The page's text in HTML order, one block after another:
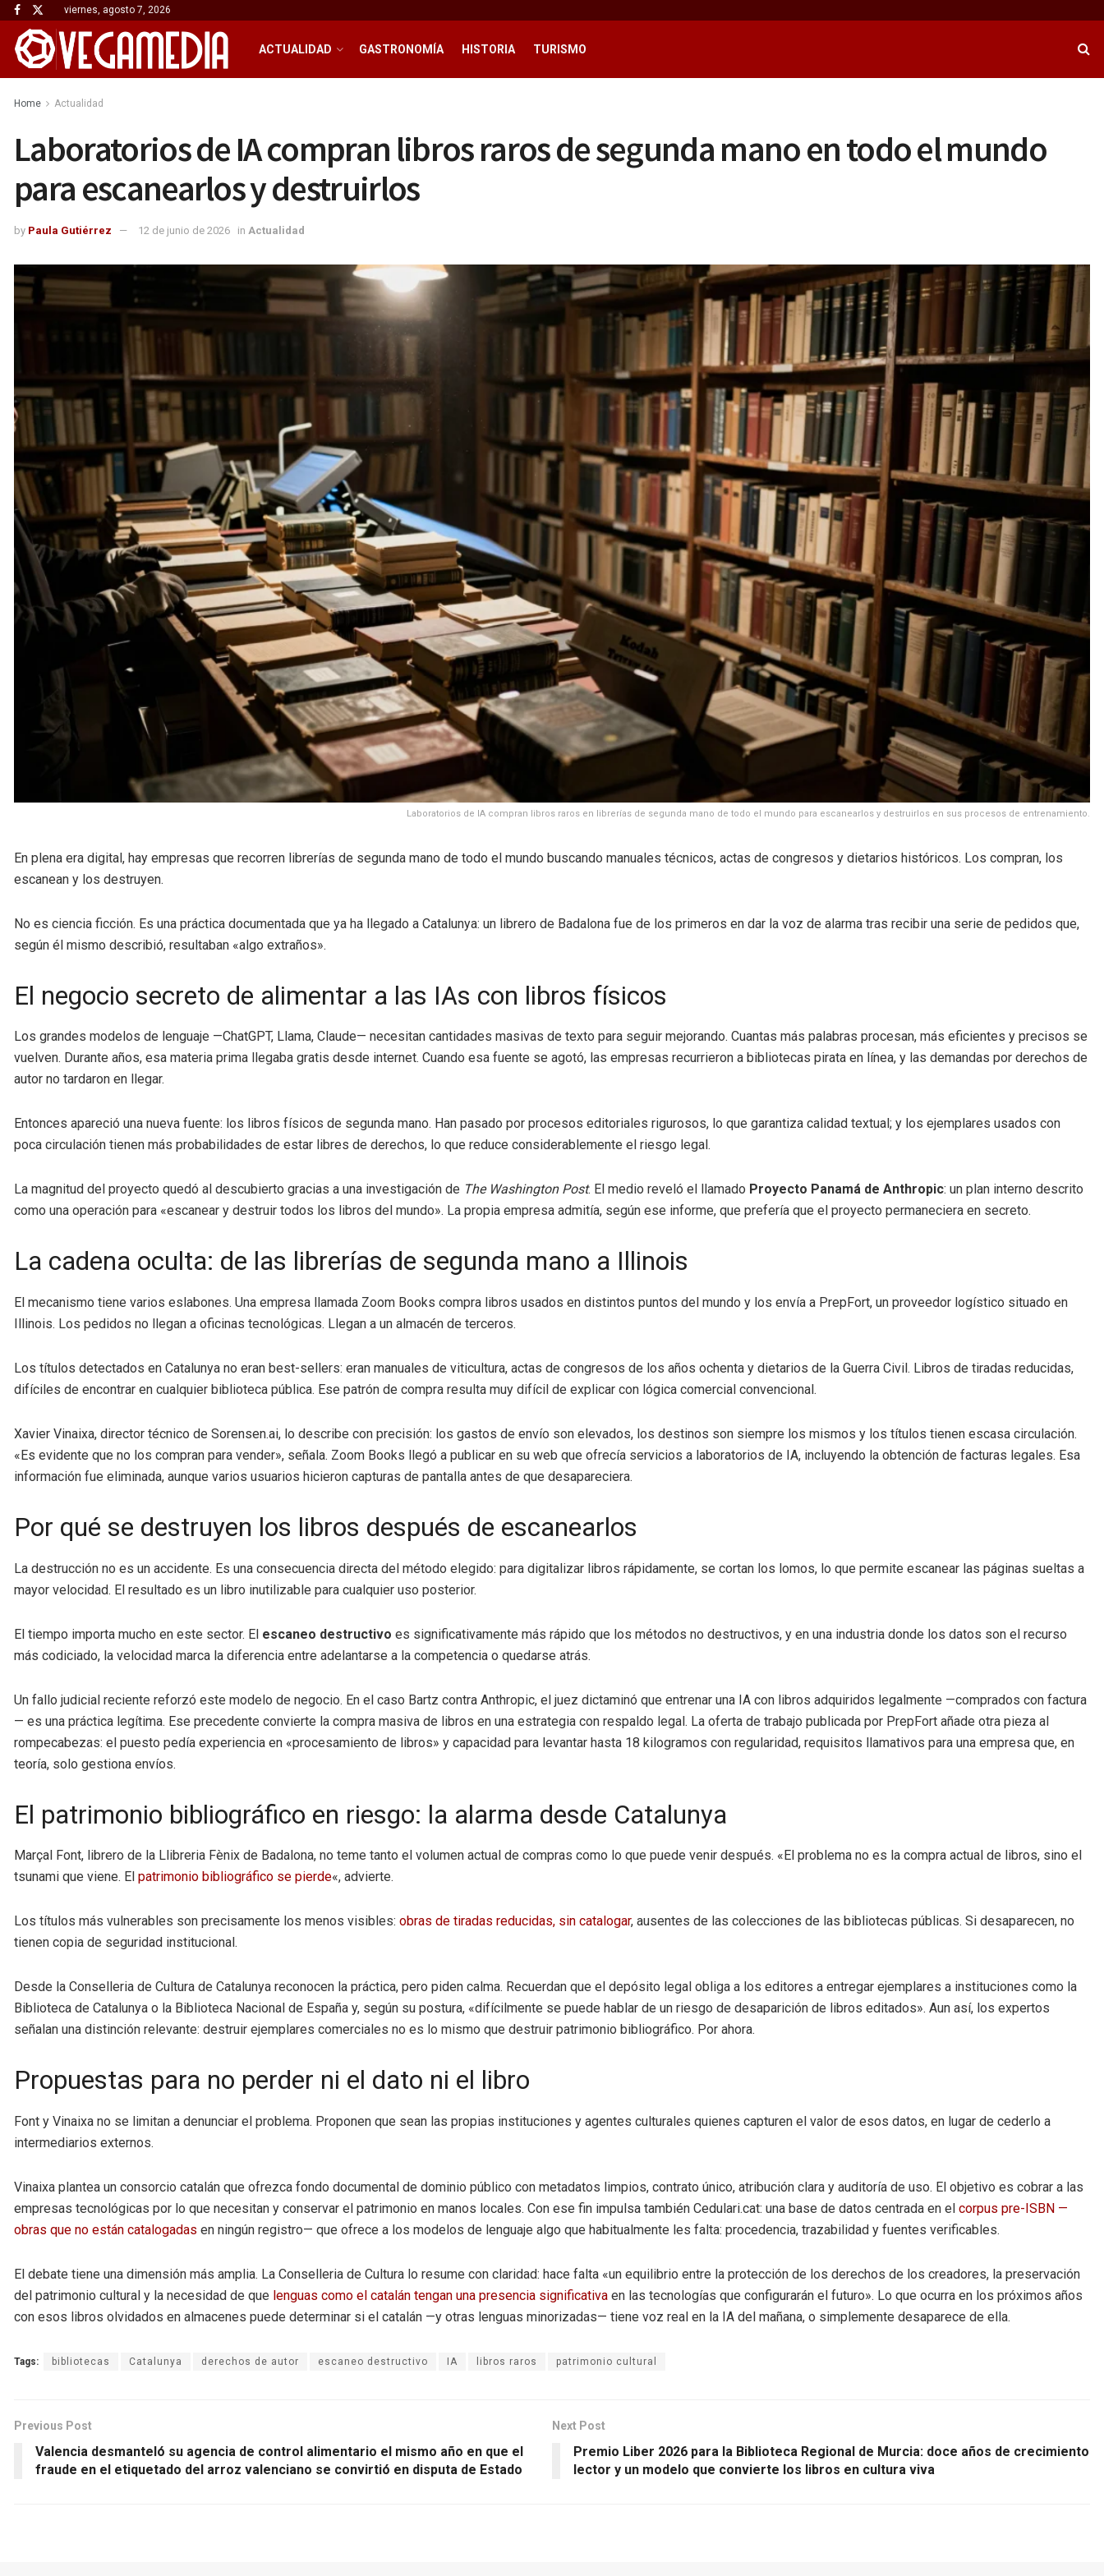
viernes, agosto 7, 2026
ACTUALIDAD GASTRONOMÍA HISTORIA TURISMO
Home Actualidad
Laboratorios de IA compran libros raros de segunda mano en todo el mundo
para escanearlos y destruirlos
by Paula Gutiérrez 12 de junio de 2026 in Actualidad
Laboratorios de IA compran libros raros en librerías de segunda mano de todo el mundo para escanearlos y destruirlos en sus procesos de entrenamiento.
En plena era digital, hay empresas que recorren librerías de segunda mano de todo el mundo buscando manuales técnicos, actas de congresos y dietarios históricos. Los compran, los
escanean y los destruyen.
No es ciencia ficción. Es una práctica documentada que ya ha llegado a Catalunya: un librero de Badalona fue de los primeros en dar la voz de alarma tras recibir una serie de pedidos que,
según él mismo describió, resultaban «algo extraños».
El negocio secreto de alimentar a las IAs con libros físicos
Los grandes modelos de lenguaje —ChatGPT, Llama, Claude— necesitan cantidades masivas de texto para seguir mejorando. Cuantas más palabras procesan, más eficientes y precisos se
vuelven. Durante años, esa materia prima llegaba gratis desde internet. Cuando esa fuente se agotó, las empresas recurrieron a bibliotecas pirata en línea, y las demandas por derechos de
autor no tardaron en llegar.
Entonces apareció una nueva fuente: los libros físicos de segunda mano. Han pasado por procesos editoriales rigurosos, lo que garantiza calidad textual; y los ejemplares usados con
poca circulación tienen más probabilidades de estar libres de derechos, lo que reduce considerablemente el riesgo legal.
La magnitud del proyecto quedó al descubierto gracias a una investigación de The Washington Post. El medio reveló el llamado Proyecto Panamá de Anthropic: un plan interno descrito
como una operación para «escanear y destruir todos los libros del mundo». La propia empresa admitía, según ese informe, que prefería que el proyecto permaneciera en secreto.
La cadena oculta: de las librerías de segunda mano a Illinois
El mecanismo tiene varios eslabones. Una empresa llamada Zoom Books compra libros usados en distintos puntos del mundo y los envía a PrepFort, un proveedor logístico situado en
Illinois. Los pedidos no llegan a oficinas tecnológicas. Llegan a un almacén de terceros.
Los títulos detectados en Catalunya no eran best-sellers: eran manuales de viticultura, actas de congresos de los años ochenta y dietarios de la Guerra Civil. Libros de tiradas reducidas,
difíciles de encontrar en cualquier biblioteca pública. Ese patrón de compra resulta muy difícil de explicar con lógica comercial convencional.
Xavier Vinaixa, director técnico de Sorensen.ai, lo describe con precisión: los gastos de envío son elevados, los destinos son siempre los mismos y los títulos tienen escasa circulación.
«Es evidente que no los compran para vender», señala. Zoom Books llegó a publicar en su web que ofrecía servicios a laboratorios de IA, incluyendo la obtención de facturas legales. Esa
información fue eliminada, aunque varios usuarios hicieron capturas de pantalla antes de que desapareciera.
Por qué se destruyen los libros después de escanearlos
La destrucción no es un accidente. Es una consecuencia directa del método elegido: para digitalizar libros rápidamente, se cortan los lomos, lo que permite escanear las páginas sueltas a
mayor velocidad. El resultado es un libro inutilizable para cualquier uso posterior.
El tiempo importa mucho en este sector. El escaneo destructivo es significativamente más rápido que los métodos no destructivos, y en una industria donde los datos son el recurso
más codiciado, la velocidad marca la diferencia entre adelantarse a la competencia o quedarse atrás.
Un fallo judicial reciente reforzó este modelo de negocio. En el caso Bartz contra Anthropic, el juez dictaminó que entrenar una IA con libros adquiridos legalmente —comprados con factura
— es una práctica legítima. Ese precedente convierte la compra masiva de libros en una estrategia con respaldo legal. La oferta de trabajo publicada por PrepFort añade otra pieza al
rompecabezas: el puesto pedía experiencia en «procesamiento de libros» y capacidad para levantar hasta 18 kilogramos con regularidad, requisitos llamativos para una empresa que, en
teoría, solo gestiona envíos.
El patrimonio bibliográfico en riesgo: la alarma desde Catalunya
Marçal Font, librero de la Llibreria Fènix de Badalona, no teme tanto el volumen actual de compras como lo que puede venir después. «El problema no es la compra actual de libros, sino el
tsunami que viene. El patrimonio bibliográfico se pierde«, advierte.
Los títulos más vulnerables son precisamente los menos visibles: obras de tiradas reducidas, sin catalogar, ausentes de las colecciones de las bibliotecas públicas. Si desaparecen, no
tienen copia de seguridad institucional.
Desde la Conselleria de Cultura de Catalunya reconocen la práctica, pero piden calma. Recuerdan que el depósito legal obliga a los editores a entregar ejemplares a instituciones como la
Biblioteca de Catalunya o la Biblioteca Nacional de España y, según su postura, «difícilmente se puede hablar de un riesgo de desaparición de libros editados». Aun así, los expertos
señalan una distinción relevante: destruir ejemplares comerciales no es lo mismo que destruir patrimonio bibliográfico. Por ahora.
Propuestas para no perder ni el dato ni el libro
Font y Vinaixa no se limitan a denunciar el problema. Proponen que sean las propias instituciones y agentes culturales quienes capturen el valor de esos datos, en lugar de cederlo a
intermediarios externos.
Vinaixa plantea un consorcio catalán que ofrezca fondo documental de dominio público con metadatos limpios, contrato único, atribución clara y auditoría de uso. El objetivo es cobrar a las
empresas tecnológicas por lo que necesitan y conservar el patrimonio en manos locales. Con ese fin impulsa también Cedulari.cat: una base de datos centrada en el corpus pre-ISBN —
obras que no están catalogadas en ningún registro— que ofrece a los modelos de lenguaje algo que habitualmente les falta: procedencia, trazabilidad y fuentes verificables.
El debate tiene una dimensión más amplia. La Conselleria de Cultura lo resume con claridad: hace falta «un equilibrio entre la protección de los derechos de los creadores, la preservación
del patrimonio cultural y la necesidad de que lenguas como el catalán tengan una presencia significativa en las tecnologías que configurarán el futuro». Lo que ocurra en los próximos años
con esos libros olvidados en almacenes puede determinar si el catalán —y otras lenguas minorizadas— tiene voz real en la IA del mañana, o simplemente desaparece de ella.
Tags: bibliotecas Catalunya derechos de autor escaneo destructivo IA libros raros patrimonio cultural
Previous Post
Valencia desmanteló su agencia de control alimentario el mismo año en que el
fraude en el etiquetado del arroz valenciano se convirtió en disputa de Estado
Next Post
Premio Liber 2026 para la Biblioteca Regional de Murcia: doce años de crecimiento
lector y un modelo que convierte los libros en cultura viva